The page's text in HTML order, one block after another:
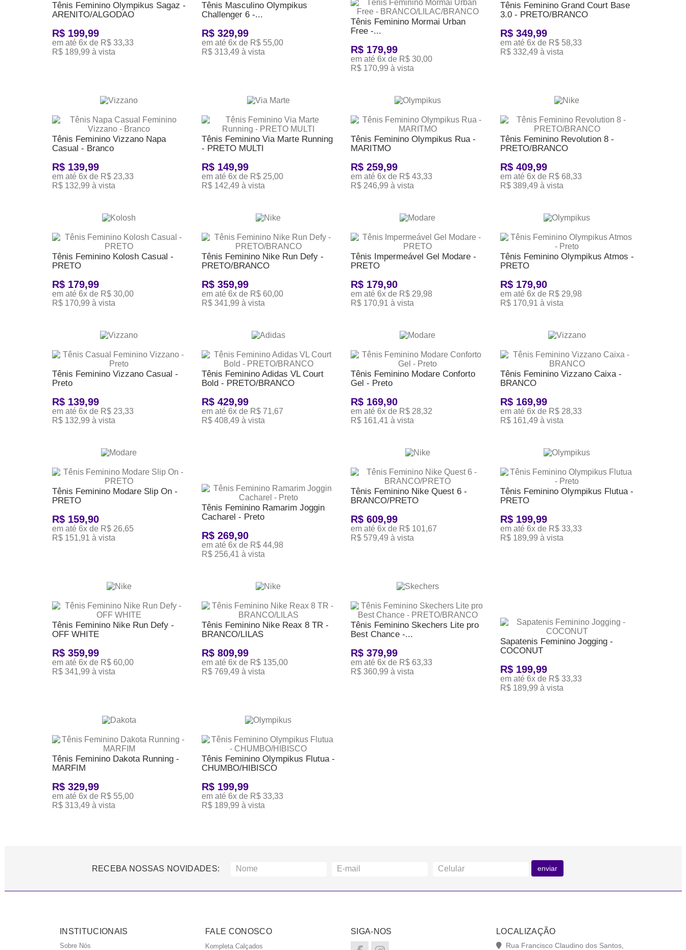
Tênis Feminino Olympikus Sagaz -
ARENITO/ALGODAO
R$ 199,99
em até 6x de R$ 33,33
R$ 189,99 à vista
Tênis Masculino Olympikus
Challenger 6 -...
R$ 329,99
em até 6x de R$ 55,00
R$ 313,49 à vista
Tênis Feminino Mormai Urban
Free -...
R$ 179,99
em até 6x de R$ 30,00
R$ 170,99 à vista
Tênis Feminino Grand Court Base
3.0 - PRETO/BRANCO
R$ 349,99
em até 6x de R$ 58,33
R$ 332,49 à vista
Tênis Feminino Vizzano Napa
Casual - Branco
R$ 139,99
em até 6x de R$ 23,33
R$ 132,99 à vista
Tênis Feminino Via Marte Running
- PRETO MULTI
R$ 149,99
em até 6x de R$ 25,00
R$ 142,49 à vista
Tênis Feminino Olympikus Rua -
MARITMO
R$ 259,99
em até 6x de R$ 43,33
R$ 246,99 à vista
Tênis Feminino Revolution 8 -
PRETO/BRANCO
R$ 409,99
em até 6x de R$ 68,33
R$ 389,49 à vista
Tênis Feminino Kolosh Casual -
PRETO
R$ 179,99
em até 6x de R$ 30,00
R$ 170,99 à vista
Tênis Feminino Nike Run Defy -
PRETO/BRANCO
R$ 359,99
em até 6x de R$ 60,00
R$ 341,99 à vista
Tênis Impermeável Gel Modare -
PRETO
R$ 179,90
em até 6x de R$ 29,98
R$ 170,91 à vista
Tênis Feminino Olympikus Atmos -
PRETO
R$ 179,90
em até 6x de R$ 29,98
R$ 170,91 à vista
Tênis Feminino Vizzano Casual -
Preto
R$ 139,99
em até 6x de R$ 23,33
R$ 132,99 à vista
Tênis Feminino Adidas VL Court
Bold - PRETO/BRANCO
R$ 429,99
em até 6x de R$ 71,67
R$ 408,49 à vista
Tênis Feminino Modare Conforto
Gel - Preto
R$ 169,90
em até 6x de R$ 28,32
R$ 161,41 à vista
Tênis Feminino Vizzano Caixa -
BRANCO
R$ 169,99
em até 6x de R$ 28,33
R$ 161,49 à vista
Tênis Feminino Modare Slip On -
PRETO
R$ 159,90
em até 6x de R$ 26,65
R$ 151,91 à vista
Tênis Feminino Ramarim Joggin
Cacharel - Preto
R$ 269,90
em até 6x de R$ 44,98
R$ 256,41 à vista
Tênis Feminino Nike Quest 6 -
BRANCO/PRETO
R$ 609,99
em até 6x de R$ 101,67
R$ 579,49 à vista
Tênis Feminino Olympikus Flutua -
PRETO
R$ 199,99
em até 6x de R$ 33,33
R$ 189,99 à vista
Tênis Feminino Nike Run Defy -
OFF WHITE
R$ 359,99
em até 6x de R$ 60,00
R$ 341,99 à vista
Tênis Feminino Nike Reax 8 TR -
BRANCO/LILAS
R$ 809,99
em até 6x de R$ 135,00
R$ 769,49 à vista
Tênis Feminino Skechers Lite pro
Best Chance -...
R$ 379,99
em até 6x de R$ 63,33
R$ 360,99 à vista
Sapatenis Feminino Jogging -
COCONUT
R$ 199,99
em até 6x de R$ 33,33
R$ 189,99 à vista
Tênis Feminino Dakota Running -
MARFIM
R$ 329,99
em até 6x de R$ 55,00
R$ 313,49 à vista
Tênis Feminino Olympikus Flutua -
CHUMBO/HIBISCO
R$ 199,99
em até 6x de R$ 33,33
R$ 189,99 à vista
RECEBA NOSSAS NOVIDADES: enviar
INSTITUCIONAIS
Sobre Nós
FALE CONOSCO
Kompleta Calçados
SIGA-NOS LOCALIZAÇÃO
Rua Francisco Claudino dos Santos,